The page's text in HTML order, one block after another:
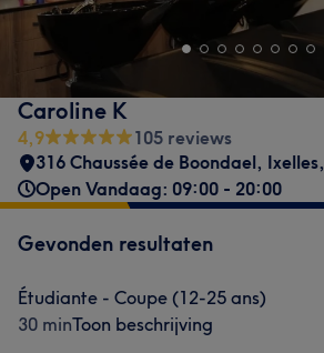
Caroline K
4,9
105 reviews
316 Chaussée de Boondael, Ixelles,
Open Vandaag: 09:00 - 20:00
Gevonden resultaten
Étudiante - Coupe (12-25 ans)
30 minToon beschrijving